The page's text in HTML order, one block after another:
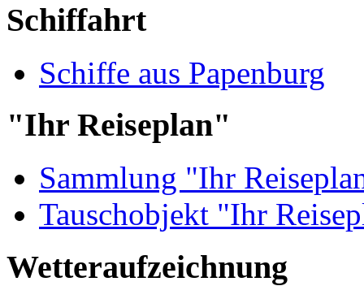
Schiffahrt
Schiffe aus Papenburg
"Ihr Reiseplan"
Sammlung "Ihr
Tauschobjekt "Ihr
Wetteraufzeichnung